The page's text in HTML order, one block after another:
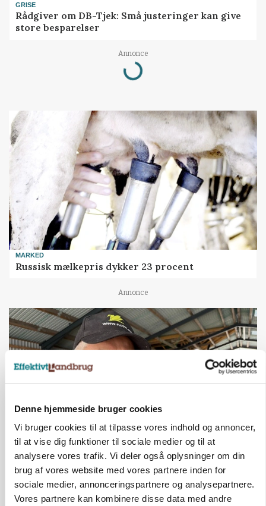
Denne hjemmeside bruger cookies
Vi bruger cookies til at tilpasse vores indhold og annoncer,
til at vise dig funktioner til sociale medier og til at
analysere vores trafik. Vi deler også oplysninger om din
brug af vores website med vores partnere inden for
sociale medier, annonceringspartnere og analysepartnere.
Vores partnere kan kombinere disse data med andre
GRISE
Rådgiver om DB-Tjek: Små justeringer kan give
store besparelser
Annonce
Loading...
MARKED
Russisk mælkepris dykker 23 procent
Annonce
POLITIK
»Nu stopper I«: Landbrugsdebattør og
protestgruppe vil demonstrere mod ny
gødskningslov